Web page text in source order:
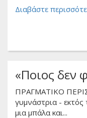
Διαβάστε
«Ποιος δεν
ΠΡΑΓΜΑΤΙΚΟ
γυμνάστρια - εκτός
μια μπάλα και...